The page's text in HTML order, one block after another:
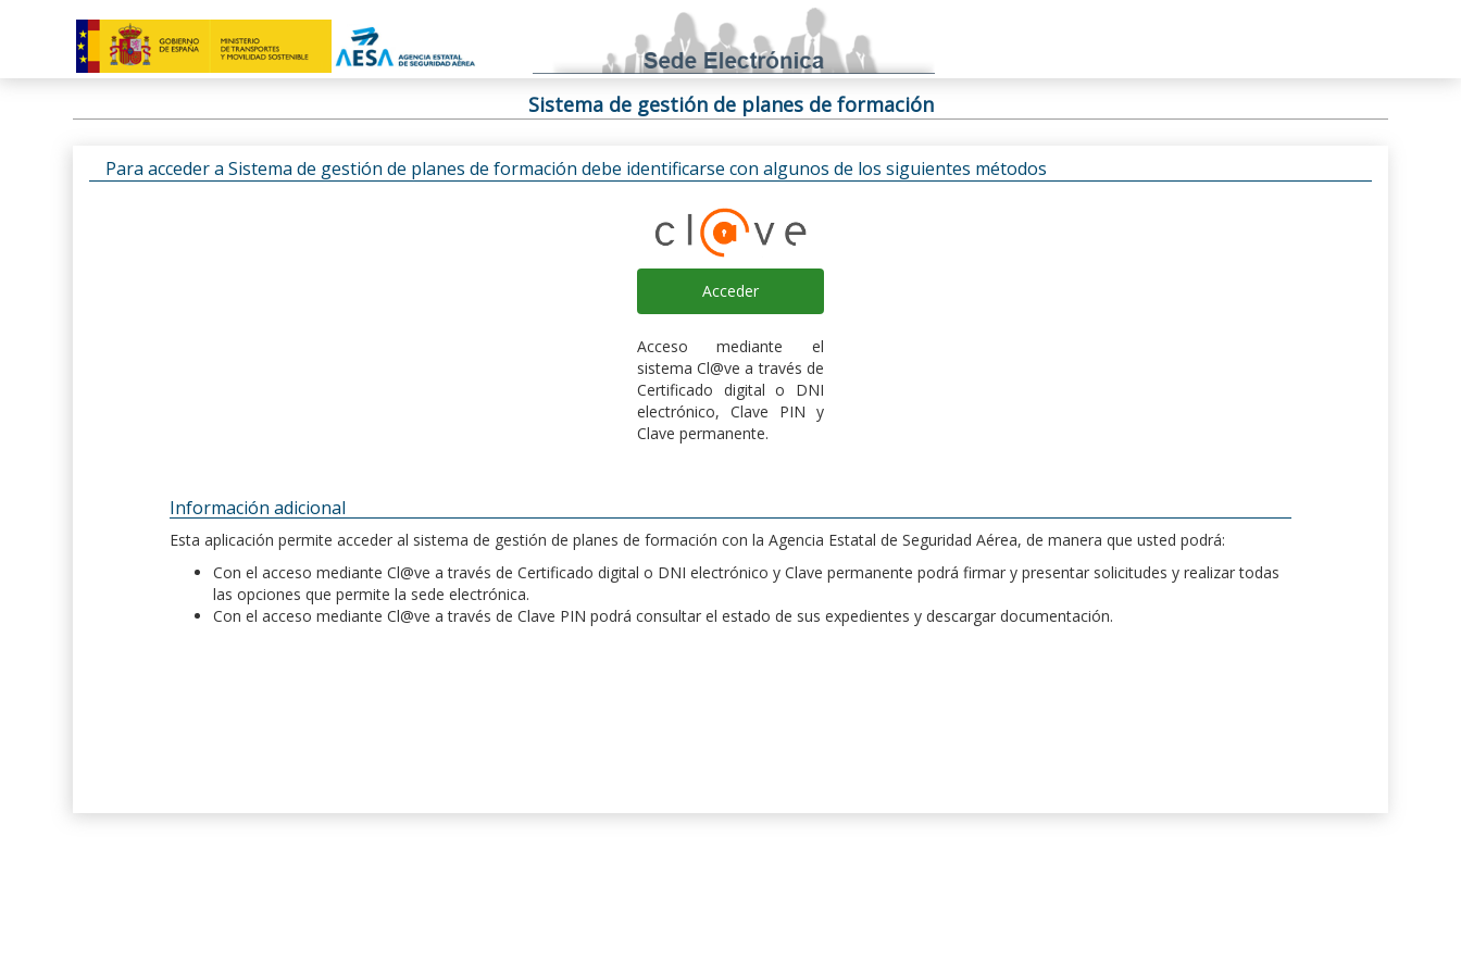
Sistema de gestión de planes de formación
Para acceder a Sistema de gestión de planes de formación debe identificarse con algunos de los siguientes métodos
Acceder
Acceso mediante el
sistema Cl@ve a través de
Certificado digital o DNI
electrónico, Clave PIN y
Clave permanente.
Información adicional
Esta aplicación permite acceder al sistema de gestión de planes de formación con la Agencia Estatal de Seguridad Aérea, de manera que usted podrá:
Con el acceso mediante Cl@ve a través de Certificado digital o DNI electrónico y Clave permanente podrá firmar y presentar solicitudes y realizar todas
las opciones que permite la sede electrónica.
Con el acceso mediante Cl@ve a través de Clave PIN podrá consultar el estado de sus expedientes y descargar documentación.